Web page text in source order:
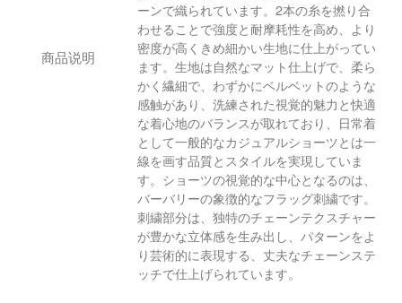
商品说明
ーンで織られています。2本の糸を撚り合
わせることで強度と耐摩耗性を高め、より
密度が高くきめ細かい生地に仕上がってい
ます。生地は自然なマット仕上げで、柔ら
かく繊細で、わずかにベルベットのような
感触があり、洗練された視覚的魅力と快適
な着心地のバランスが取れており、日常着
として一般的なカジュアルショーツとは一
線を画す品質とスタイルを実現していま
す。ショーツの視覚的な中心となるのは、
バーバリーの象徴的なフラッグ刺繍です。
刺繍部分は、独特のチェーンテクスチャー
が豊かな立体感を生み出し、パターンをよ
り芸術的に表現する、丈夫なチェーンステ
ッチで仕上げられています。